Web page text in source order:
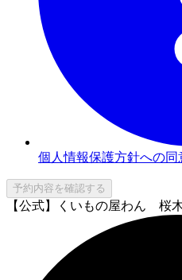
個人情報保護方針への同
予約内容を確認する
【公式】くいもの屋わん 桜